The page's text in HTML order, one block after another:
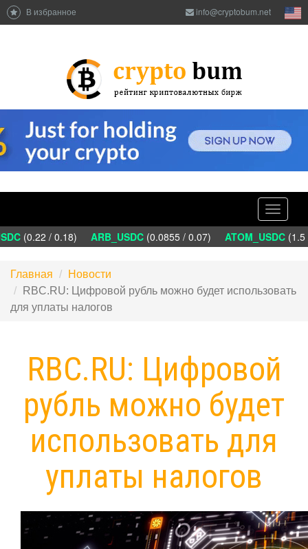
В избранное info@cryptobum.net
Toggle
(0.22 / 0.18) ARB_USDC(0.0855 / 0.07) ATOM_USDC(1.5
Главная
Новости
RBC.RU: Цифровой рубль можно будет использовать
для уплаты налогов
RBC.RU: Цифровой
рубль можно будет
использовать для
уплаты налогов